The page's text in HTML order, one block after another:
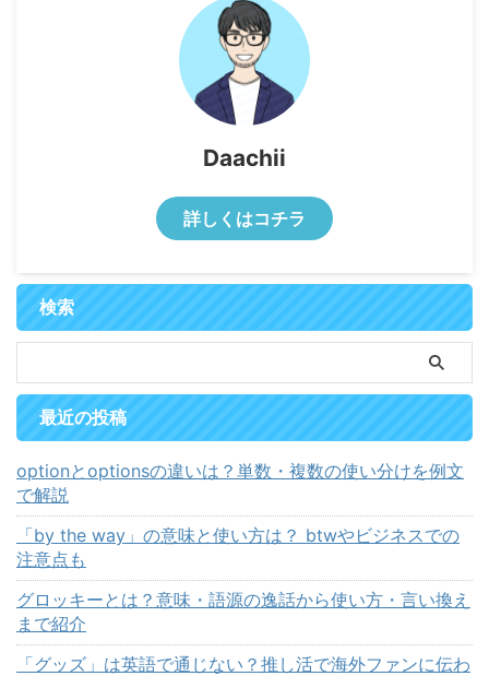
Daachii
詳しくはコチラ
検索
最近の投稿
optionとoptionsの違いは？単数・複数の使い分けを例文
で解説
「by the way」の意味と使い方は？ btwやビジネスでの
注意点も
グロッキーとは？意味・語源の逸話から使い方・言い換え
まで紹介
「グッズ」は英語で通じない？推し活で海外ファンに伝わ